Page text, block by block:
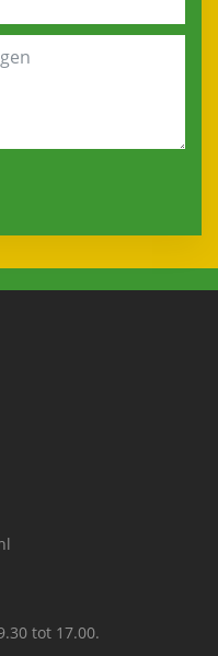
tot 17.00.